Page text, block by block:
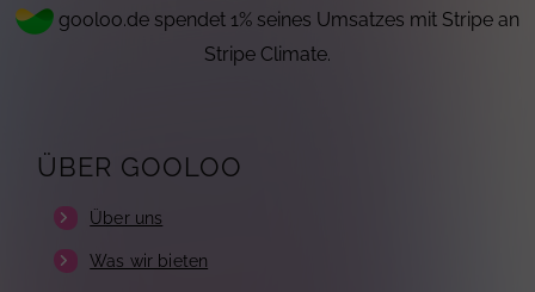
gooloo.de spendet 1% seines Umsatzes mit Stripe an
Stripe Climate.
ÜBER GOOLOO
Über uns
Was wir bieten